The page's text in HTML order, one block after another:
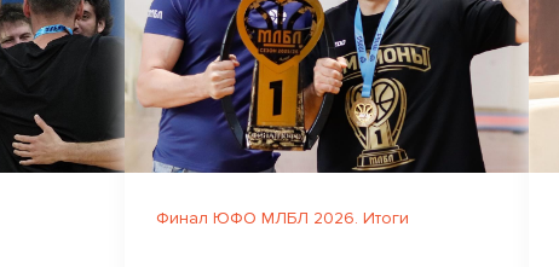
Финал ЮФО МЛБЛ 2026. Итоги